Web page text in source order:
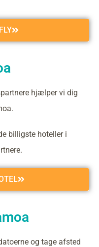
hjælper vi dig
billigste hoteller i
og tage afsted